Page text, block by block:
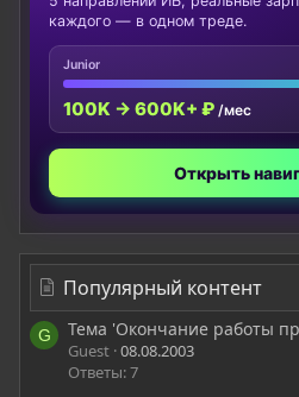
каждого — в одном треде.
Junior
100K → 600K+ ₽ /мес
Открыть
Популярный контент
G Тема 'Окончание работы
Guest 08.08.2003
Ответы: 7